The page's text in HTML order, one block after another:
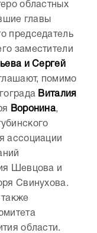
областных
главы
председатель
заместители
и Сергей
помимо
Виталия
Воронина,
ассоциации
Шевцова и
Свинухова.
области.